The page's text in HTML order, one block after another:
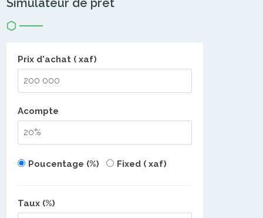
Simulateur de prêt
Prix d'achat ( xaf)
Acompte
Poucentage (%) Fixed ( xaf)
Taux (%)